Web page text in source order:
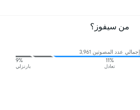
من سيفوز؟
إجمالي عدد المصوتين 3,961
11%
تعادل
9%
بارنزلي